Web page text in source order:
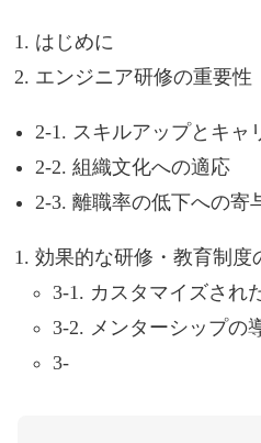
はじめに
エンジニア研修の重要性
2-1. スキルアップとキャ
2-2. 組織文化への適応
2-3. 離職率の低下への寄
効果的な研修・教育制度
3-1. カスタマイズされ
3-2. メンターシップの
3-